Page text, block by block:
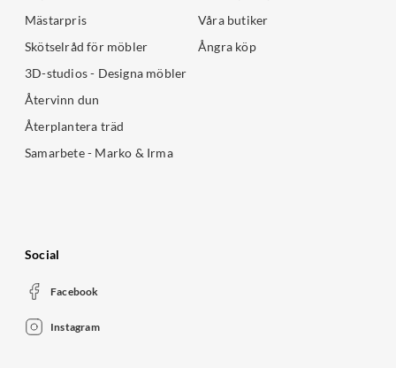
Mästarpris
Skötselråd för möbler
3D-studios - Designa möbler
Återvinn dun
Återplantera träd
Samarbete - Marko & Irma
Våra butiker
Ångra köp
Social
Facebook
Instagram